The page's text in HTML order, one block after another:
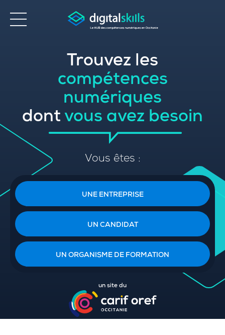
Trouvez les
compétences
numériques
dont vous avez besoin
Vous êtes :
UNE ENTREPRISE
UN CANDIDAT
UN ORGANISME DE FORMATION
un site du